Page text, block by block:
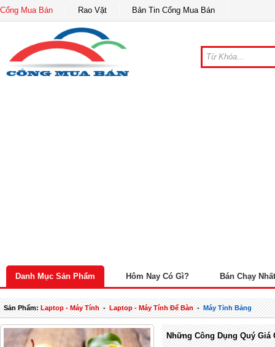
Cổng Mua Bán Rao Vặt Bản Tin Cổng Mua Bán
Danh Mục Sản Phẩm Hôm Nay Có Gì? Bán Chạy Nhất
Sản Phẩm:Laptop - Máy Tính-Laptop - Máy Tính Để Bàn-Máy Tỉnh Bảng
Những Công Dụng Quý Giá